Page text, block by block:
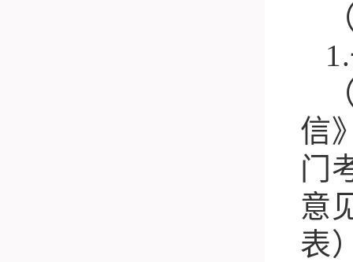
1.
信
门
意
表